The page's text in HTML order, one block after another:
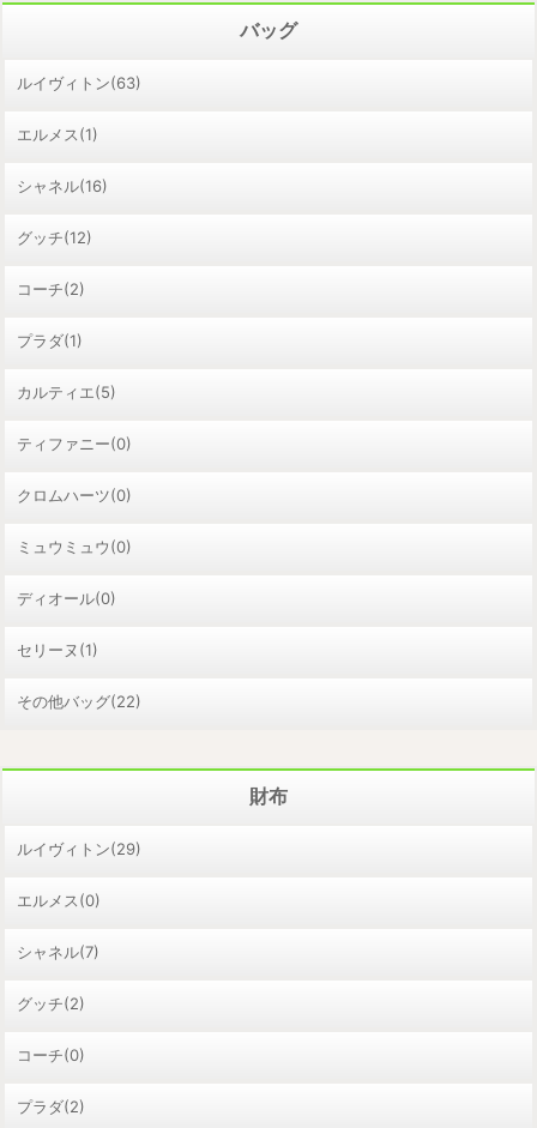
バッグ
ルイヴィトン(63)
エルメス(1)
シャネル(16)
グッチ(12)
コーチ(2)
プラダ(1)
カルティエ(5)
ティファニー(0)
クロムハーツ(0)
ミュウミュウ(0)
ディオール(0)
セリーヌ(1)
その他バッグ(22)
財布
ルイヴィトン(29)
エルメス(0)
シャネル(7)
グッチ(2)
コーチ(0)
プラダ(2)